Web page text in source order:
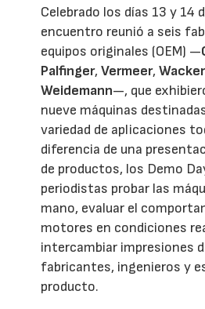
Celebrado los días 13 y 14
encuentro reunió a seis
equipos originales (OEM) —
Palfinger,Vermeer,
Weidemann—, que
nueve máquinas
variedad de aplicaciones
diferencia de una
de productos, los Demo
periodistas probar las
mano, evaluar el
motores en condiciones
intercambiar impresiones
fabricantes, ingenieros y
producto.